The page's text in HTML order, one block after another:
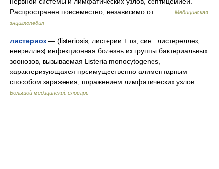
Распространен повсеместно, независимо от… …
Медицинская
энциклопедия
листериоз — (listeriosis; листерии + оз; син.: листереллез,
невреллез) инфекционная болезнь из группы бактериальных
зоонозов, вызываемая Listeria monocytogenes,
характеризующаяся преимущественно алиментарным
способом заражения, поражением лимфатических узлов …
Большой медицинский словарь